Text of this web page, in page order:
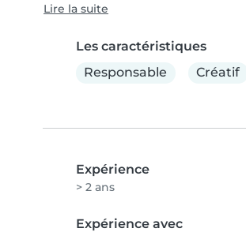
Lire la suite
Les caractéristiques
Responsable
Créatif
Expérience
> 2 ans
Expérience avec